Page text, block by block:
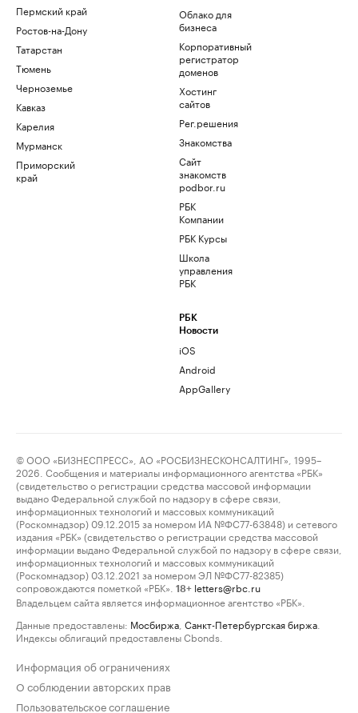
Пермский край
Ростов-на-Дону
Татарстан
Тюмень
Черноземье
Кавказ
Карелия
Мурманск
Приморский
край
Облако для
бизнеса
Корпоративный
регистратор
доменов
Хостинг
сайтов
Рег.решения
Знакомства
Сайт
знакомств
podbor.ru
РБК
Компании
РБК Курсы
Школа
управления
РБК
РБК
Новости
iOS
Android
AppGallery
© ООО «БИЗНЕСПРЕСС», АО «РОСБИЗНЕСКОНСАЛТИНГ», 1995–
2026. Сообщения и материалы информационного агентства «РБК»
(свидетельство о регистрации средства массовой информации
выдано Федеральной службой по надзору в сфере связи,
информационных технологий и массовых коммуникаций
(Роскомнадзор) 09.12.2015 за номером ИА №ФС77-63848) и сетевого
издания «РБК» (свидетельство о регистрации средства массовой
информации выдано Федеральной службой по надзору в сфере связи,
информационных технологий и массовых коммуникаций
(Роскомнадзор) 03.12.2021 за номером ЭЛ №ФС77-82385)
сопровождаются пометкой «РБК».
18+ letters@rbc.ru
Владельцем сайта является информационное агентство «РБК».
Данные предоставлены: Мосбиржа Санкт-Петербургская биржа
Индексы облигаций предоставлены Cbonds.
Информация об ограничениях
О соблюдении авторских прав
Пользовательское соглашение